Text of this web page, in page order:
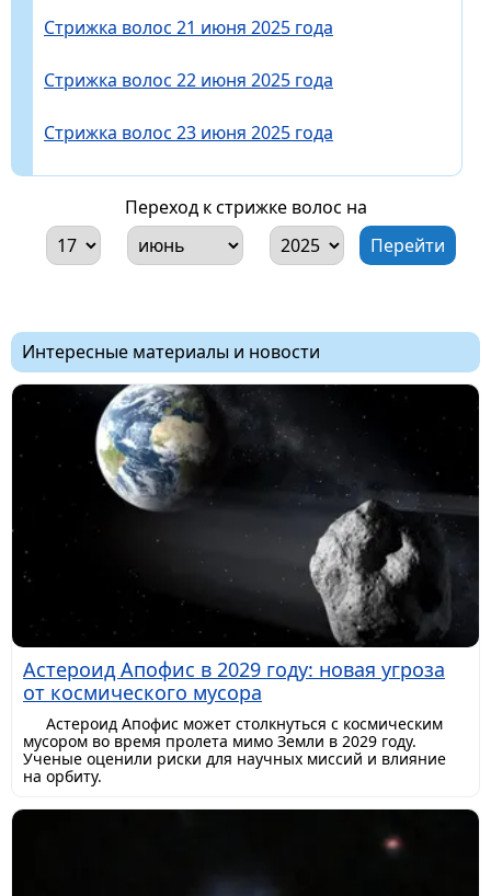
Стрижка волос 21 июня 2025 года
Стрижка волос 22 июня 2025 года
Стрижка волос 23 июня 2025 года
Переход к стрижке волос на
Интересные материалы и новости
Астероид Апофис в 2029 году: новая угроза
от космического мусора
Астероид Апофис может столкнуться с космическим
мусором во время пролета мимо Земли в 2029 году.
Ученые оценили риски для научных миссий и влияние
на орбиту.